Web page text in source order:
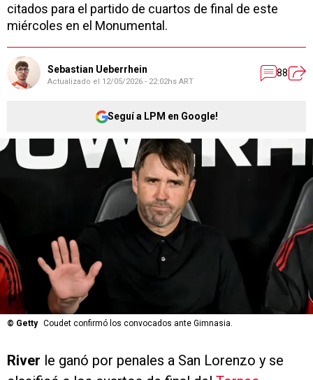
citados para el partido de cuartos de final de este
miércoles en el Monumental.
Sebastian Ueberrhein
Actualizado el 12/05/2026 - 22:02hs ART
88
Seguí a LPM en Google!
© Getty Coudet confirmó los convocados ante Gimnasia.
River le ganó por penales a San Lorenzo y se